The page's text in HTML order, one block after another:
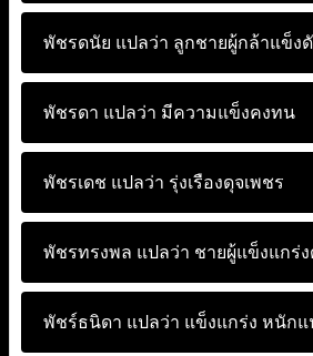
พัชรดนัย แปลว่า ลูกชายผู้กล้าแข็งดั
พัชรดา แปลว่า มีความแข็งคงทน
พัชรเดช แปลว่า รุ่งเรืองดุจเพชร
พัชรทรงพล แปลว่า ชายผู้แข็งแกร่ง
พัชร์ธนิดา แปลว่า แข็งแกร่ง หนัก